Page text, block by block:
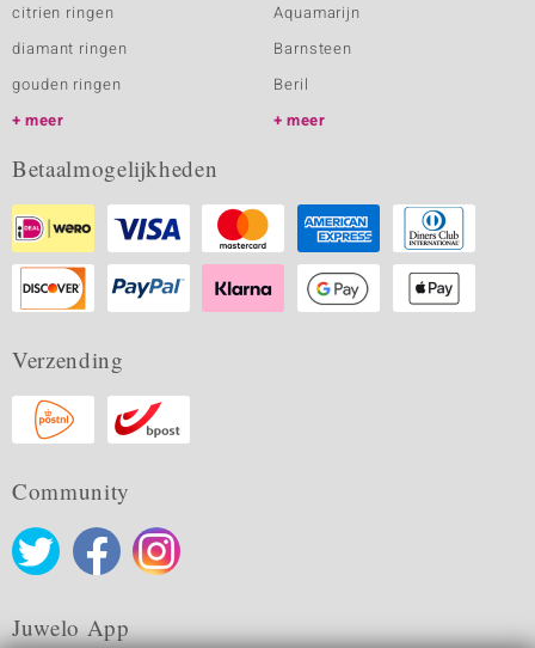
citrien ringen
diamant ringen
gouden ringen
meer
Aquamarijn
Barnsteen
Beril
meer
Betaalmogelijkheden
Verzending
Community
Juwelo App